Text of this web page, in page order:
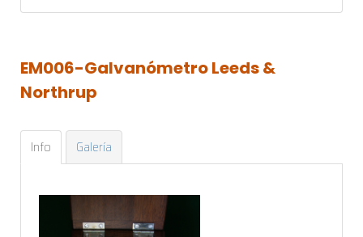
EM006-GalvanómetroLeeds&
Northrup
Info Galería